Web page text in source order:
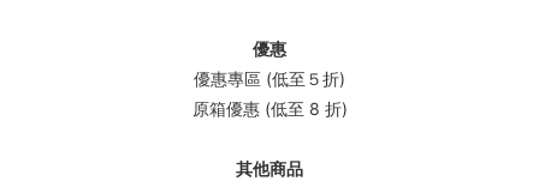
優惠
優惠專區 (低至５折)
原箱優惠 (低至 8 折)
其他商品